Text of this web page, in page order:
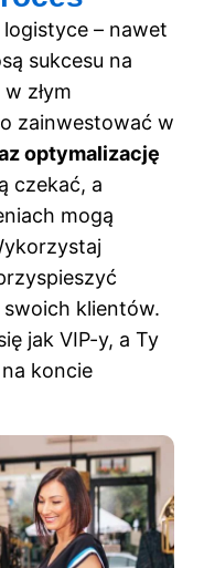
– nawet
sukcesu na
złym
zainwestować w
optymalizację
czekać, a
mogą
klientów.
jak VIP-y, a Ty
koncie